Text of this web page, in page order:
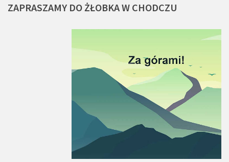
ZAPRASZAMY DO ŻŁOBKAW CHODCZU